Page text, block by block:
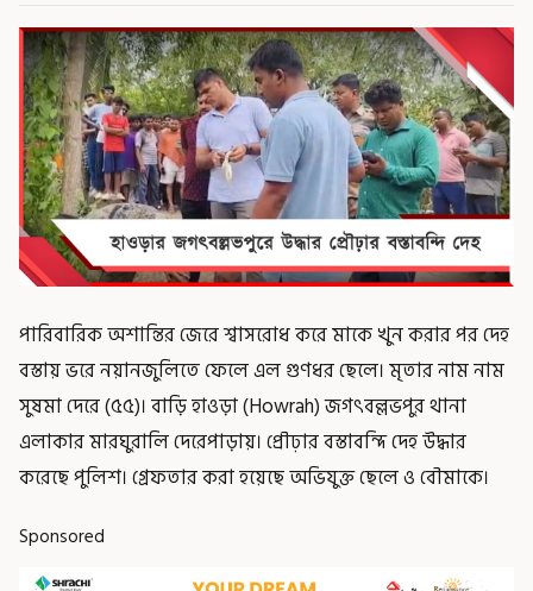
পারিবারিক অশান্তির জেরে শ্বাসরোধ করে মাকে খুন করার পর দেহ
বস্তায় ভরে নয়ানজুলিতে ফেলে এল গুণধর ছেলে। মৃতার নাম নাম
সুষমা দেরে (৫৫)। বাড়ি হাওড়া (Howrah) জগৎবল্লভপুর থানা
এলাকার মারঘুরালি দেরেপাড়ায়। প্রৌঢ়ার বস্তাবন্দি দেহ উদ্ধার
করেছে পুলিশ। গ্রেফতার করা হয়েছে অভিযুক্ত ছেলে ও বৌমাকে।
Sponsored